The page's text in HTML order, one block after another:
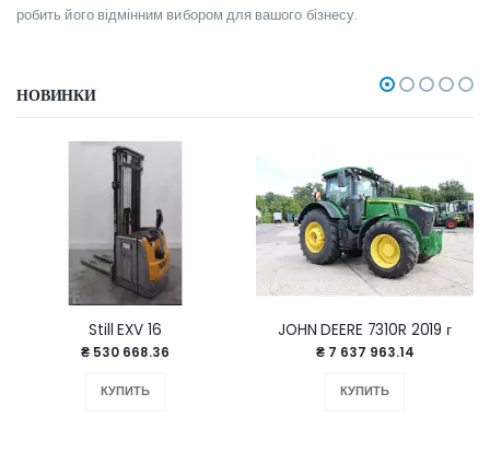
робить його відмінним вибором для вашого бізнесу.
НОВИНКИ
Still EXV 16
₴ 530 668.36
КУПИТЬ
JOHN DEERE 7310R 2019 г
₴ 7 637 963.14
КУПИТЬ